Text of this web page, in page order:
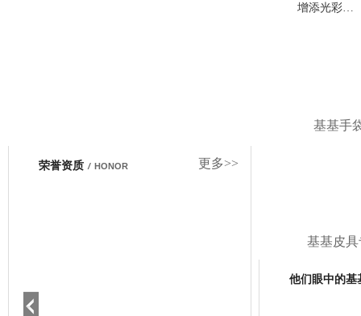
增添光彩…
基基手
基基皮
更多>>
荣誉资质 / HONOR
他们眼中的基